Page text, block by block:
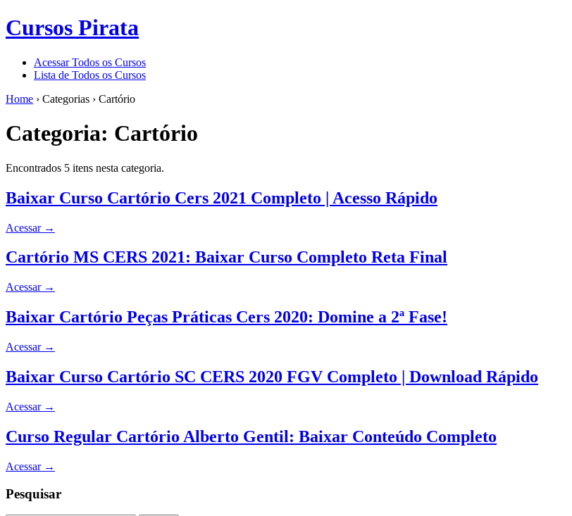
Cursos Pirata
Acessar Todos os Cursos
Lista de Todos os Cursos
Home › Categorias › Cartório
Categoria: Cartório
Encontrados 5 itens nesta categoria.
Baixar Curso Cartório Cers 2021 Completo | Acesso Rápido
Acessar →
Cartório MS CERS 2021: Baixar Curso Completo Reta Final
Acessar →
Baixar Cartório Peças Práticas Cers 2020: Domine a 2ª Fase!
Acessar →
Baixar Curso Cartório SC CERS 2020 FGV Completo | Download Rápido
Acessar →
Curso Regular Cartório Alberto Gentil: Baixar Conteúdo Completo
Acessar →
Pesquisar